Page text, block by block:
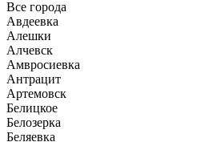
Все города
Авдеевка
Алешки
Алчевск
Амвросиевка
Антрацит
Артемовск
Белицкое
Белозерка
Беляевка